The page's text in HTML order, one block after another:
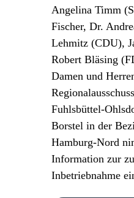
Angelina Timm
Fischer, Dr.
Lehmitz (CDU),
Robert Bläsing
Damen und
Fuhlsbüttel-
Borstel in der
Hamburg-Nord
Information zur
Inbetriebnahme